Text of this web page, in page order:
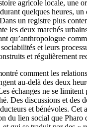
agricole locale, une
quelques heures,
un registre plus
les deux marchés
qu’anthropologue
et leurs
et régulièrement
comment les
au-delà des deux
échanges ne se limitent
Des discussions et des
et bénévoles. Cet
du lien social que Pharo